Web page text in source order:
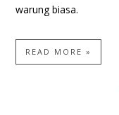
warung biasa.
READ MORE »